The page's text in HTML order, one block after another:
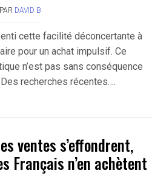
PAR DAVID B
cette facilité déconcertante à
pour un achat impulsif. Ce
n’est pas sans conséquence
recherches récentes….
ventes s’effondrent,
Français n’en achètent